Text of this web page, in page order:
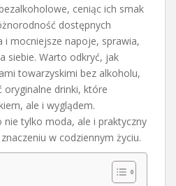
ceniąc ich smak
dostępnych
mocniejsze napoje, sprawia,
siebie. Warto odkryć, jak
towarzyskimi bez alkoholu,
drinki, które
ale i wyglądem.
tylko moda, ale i praktyczny
w codziennym życiu.